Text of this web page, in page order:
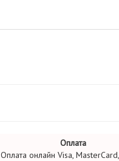
Оплата
Оплата онлайн Visa,